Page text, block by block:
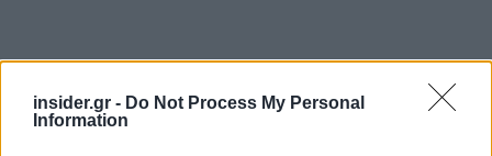
insider.gr - Do Not Process My Personal
Information